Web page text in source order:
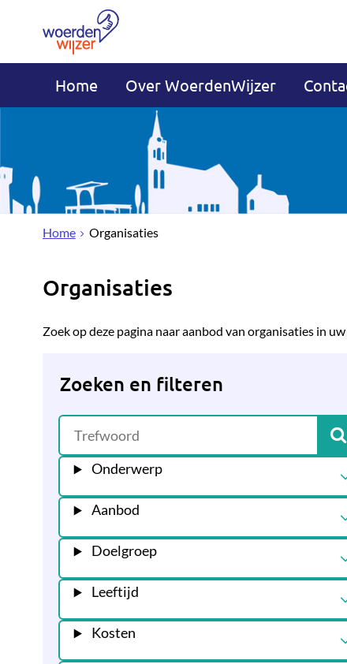
Home Over WoerdenWijzer
Home Organisaties
Organisaties
Zoek op deze pagina naar aanbod van organisaties in
Zoeken en filteren
Onderwerp
Aanbod
Doelgroep
Leeftijd
Kosten